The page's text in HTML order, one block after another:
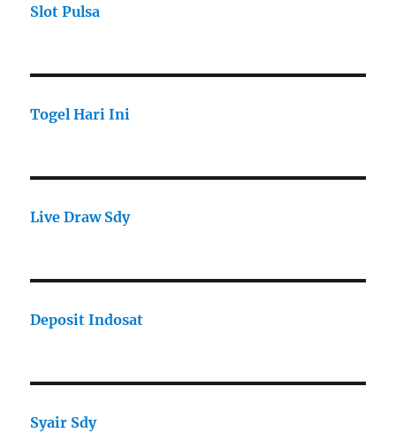
Slot Pulsa
Togel Hari Ini
Live Draw Sdy
Deposit Indosat
Syair Sdy